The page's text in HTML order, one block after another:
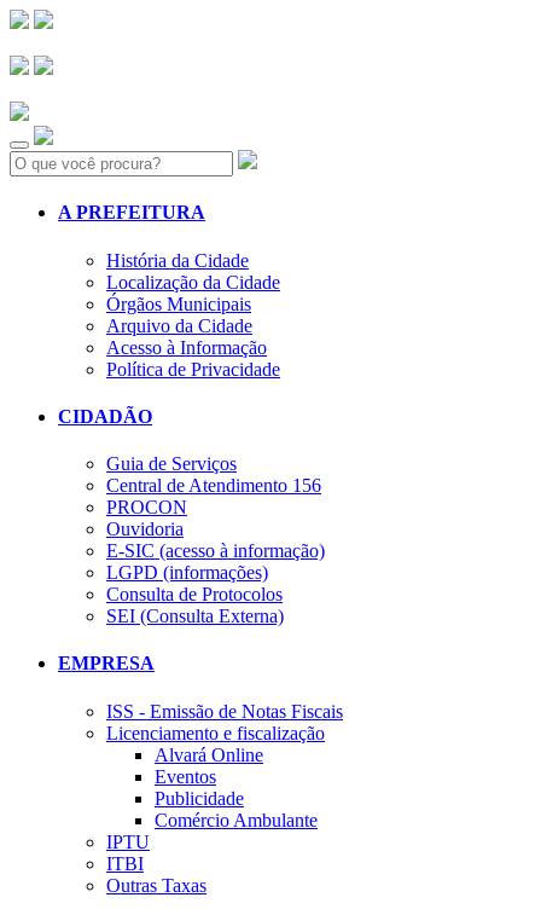
Search:
A PREFEITURA
História da Cidade
Localização da Cidade
Órgãos Municipais
Arquivo da Cidade
Acesso à Informação
Política de Privacidade
CIDADÃO
Guia de Serviços
Central de Atendimento 156
PROCON
Ouvidoria
E-SIC (acesso à informação)
LGPD (informações)
Consulta de Protocolos
SEI (Consulta Externa)
EMPRESA
ISS - Emissão de Notas Fiscais
Licenciamento e fiscalização
Alvará Online
Eventos
Publicidade
Comércio Ambulante
IPTU
ITBI
Outras Taxas